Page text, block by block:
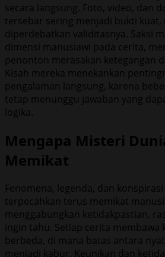
secara langsung. Foto, video, dan
tersebar sering menjadi bukti kuat,
diperdebatkan validitasnya. Saksi
dimensi manusiawi pada cerita,
penonton merasakan ketegangan
Kisah mereka menekankan
pengalaman langsung, karena
tetap menunggu jawaban yang
logika.
Mengapa Misteri
Memikat
Fenomena, legenda, dan
terpecahkan terus memikat
menggabungkan ketidakpastian,
ingin tahu. Setiap cerita membawa
berbeda, di mana batas antara
menjadi kabur. Keunikan dan